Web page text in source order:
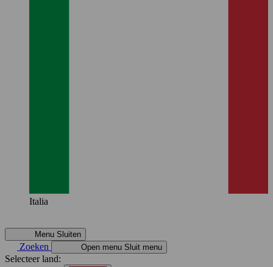
Italia
Menu Sluiten
Zoeken Open menu Sluit menu
Selecteer land: